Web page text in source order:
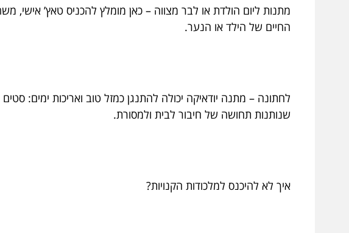
מתנות ליום הולדת או לבר מצווה – כאן מומלץ להכניס טאץ’
החיים של הילד או הנער.
לחתונה – מתנה יודאיקה יכולה להתנגן כמזל טוב ואריכות ימים:
שנותנות תחושה של חיבור לבית ולמסורת.
איך לא להיכנס למלכודות הקנויות?